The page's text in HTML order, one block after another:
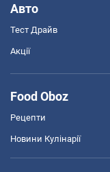
Авто
Тест Драйв
Акції
Food Oboz
Рецепти
Новини Кулінарії